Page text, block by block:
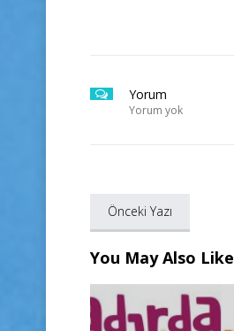
Yorum
Yorum yok
Önceki Yazı
You May Also Like